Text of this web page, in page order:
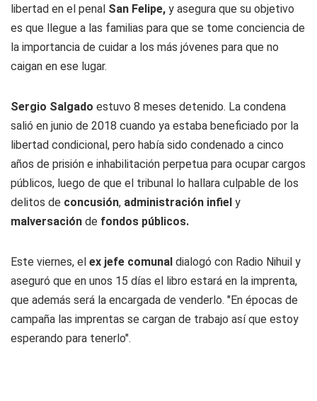
libertad en el penal San Felipe, y asegura que su objetivo
es que llegue a las familias para que se tome conciencia de
la importancia de cuidar a los más jóvenes para que no
caigan en ese lugar.
Sergio Salgado estuvo 8 meses detenido. La condena
salió en junio de 2018 cuando ya estaba beneficiado por la
libertad condicional, pero había sido condenado a cinco
años de prisión e inhabilitación perpetua para ocupar cargos
públicos, luego de que el tribunal lo hallara culpable de los
delitos de concusión, administración infiel y
malversación de fondos públicos.
Este viernes, el ex jefe comunal dialogó con Radio Nihuil y
aseguró que en unos 15 días el libro estará en la imprenta,
que además será la encargada de venderlo. "En épocas de
campaña las imprentas se cargan de trabajo así que estoy
esperando para tenerlo".